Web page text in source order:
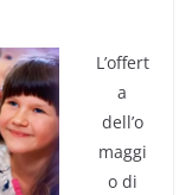
L’offert
a
dell’o
maggi
o di